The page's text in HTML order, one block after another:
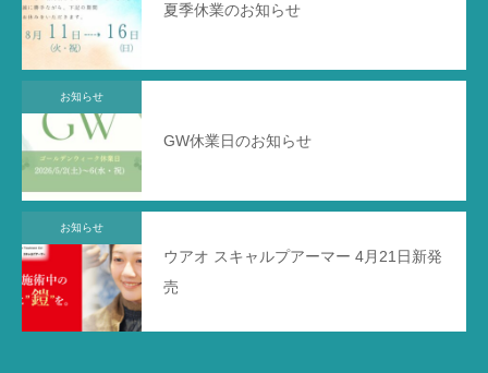
夏季休業のお知らせ
お知らせ
GW休業日のお知らせ
お知らせ
ウアオ スキャルプアーマー 4月21日新発
売